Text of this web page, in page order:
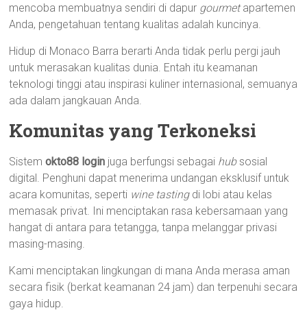
mencoba membuatnya sendiri di dapur gourmetapartemen
Anda, pengetahuan tentang kualitas adalah kuncinya.
Hidup di Monaco Barra berarti Anda tidak perlu pergi jauh
untuk merasakan kualitas dunia. Entah itu keamanan
teknologi tinggi atau inspirasi kuliner internasional, semuanya
ada dalam jangkauan Anda.
Komunitas yang Terkoneksi
Sistemokto88 login juga berfungsi sebagai hubsosial
digital. Penghuni dapat menerima undangan eksklusif untuk
acara komunitas, seperti wine tastingdi lobi atau kelas
memasak privat. Ini menciptakan rasa kebersamaan yang
hangat di antara para tetangga, tanpa melanggar privasi
masing-masing.
Kami menciptakan lingkungan di mana Anda merasa aman
secara fisik (berkat keamanan 24 jam) dan terpenuhi secara
gaya hidup.